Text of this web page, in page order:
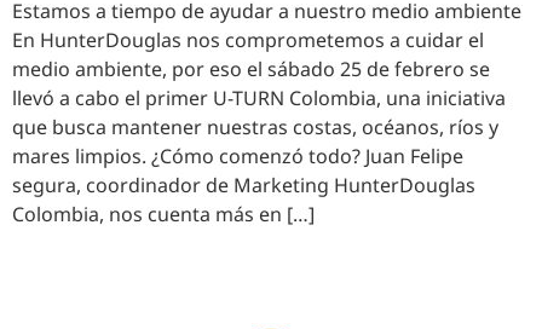
Estamos a tiempo de ayudar a nuestro medio ambiente
En HunterDouglas nos comprometemos a cuidar el
medio ambiente, por eso el sábado 25 de febrero se
llevó a cabo el primer U-TURN Colombia, una iniciativa
que busca mantener nuestras costas, océanos, ríos y
mares limpios. ¿Cómo comenzó todo? Juan Felipe
segura, coordinador de Marketing HunterDouglas
Colombia, nos cuenta más en […]